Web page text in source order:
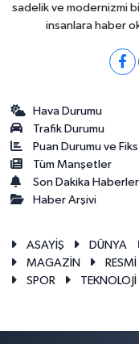
sadelik ve modernizmi
insanlara haber
Hava Durumu
Trafik Durumu
Puan Durumu ve
Tüm Manşetler
Son Dakika
Haber Arşivi
ASAYİŞ DÜNYA
MAGAZİN
SPOR
TEKNOLOJİ